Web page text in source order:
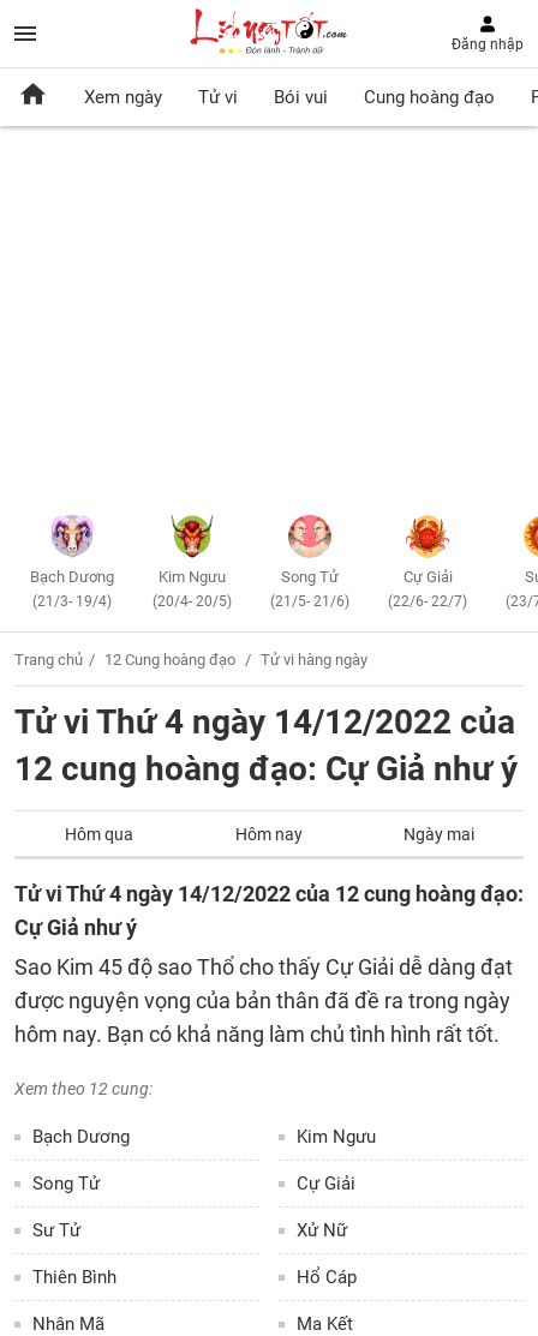
Đăng nhập
Xem ngày Tử vi Bói vui Cung hoàng đạo
Bạch Dương
(21/3- 19/4)
Kim Ngưu
(20/4- 20/5)
Song Tử
(21/5- 21/6)
Cự Giải
(22/6- 22/7) (23/
Trang chủ 12 Cung hoàng đạo Tử vi hàng ngày
Tử vi Thứ 4 ngày 14/12/2022 của
12 cung hoàng đạo: Cự Giả như ý
Hôm qua Hôm nay Ngày mai
Tử vi Thứ 4 ngày 14/12/2022 của 12 cung hoàng đạo:
Cự Giả như ý
Sao Kim 45 độ sao Thổ cho thấy Cự Giải dễ dàng đạt
được nguyện vọng của bản thân đã đề ra trong ngày
hôm nay. Bạn có khả năng làm chủ tình hình rất tốt.
Xem theo 12 cung:
Bạch Dương Kim Ngưu
Song Tử Cự Giải
Sư Tử Xử Nữ
Thiên Bình Hổ Cáp
Nhân Mã Ma Kết